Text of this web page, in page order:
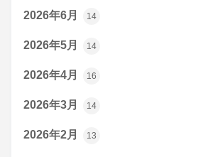
2026年6月 14
2026年5月 14
2026年4月 16
2026年3月 14
2026年2月 13